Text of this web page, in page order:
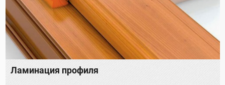
Ламинация профиля